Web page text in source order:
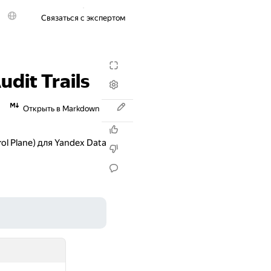
Связаться с экспертом
Trails
Открыть в Markdown
Plane) для Yandex Data